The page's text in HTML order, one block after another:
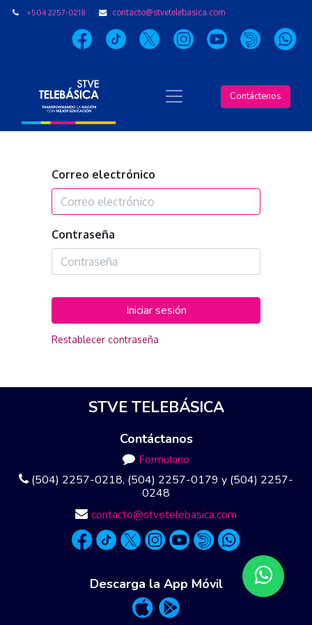
+504 2257-0218 contacto@stvetelebasica.com
Contáctenos
Correo electrónico
Contraseña
Iniciar sesión
Restablecer contraseña
STVE TELEBÁSICA
Contáctanos
Formulario
(504) 2257-0218, (504) 2257-0179 y (504) 2257-
0248
contacto@stvetelebasica.com
Descarga la App Móvil